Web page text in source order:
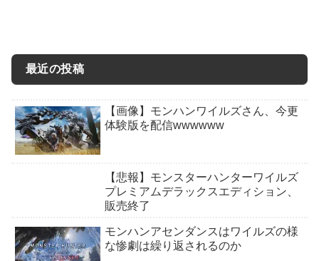
最近の投稿
【画像】モンハンワイルズさん、今更
体験版を配信wwwwww
【悲報】モンスターハンターワイルズ
プレミアムデラックスエディション、
販売終了
モンハンアセンダンスはワイルズの様
な惨劇は繰り返されるのか